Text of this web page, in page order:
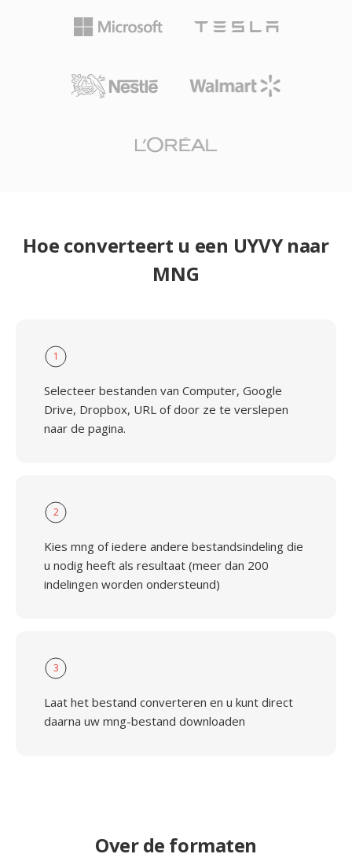
Hoe converteert u een UYVY naar
MNG
1
Selecteer bestanden van Computer, Google
Drive, Dropbox, URL of door ze te verslepen
naar de pagina.
2
Kies mng of iedere andere bestandsindeling die
u nodig heeft als resultaat (meer dan 200
indelingen worden ondersteund)
3
Laat het bestand converteren en u kunt direct
daarna uw mng-bestand downloaden
Over de formaten